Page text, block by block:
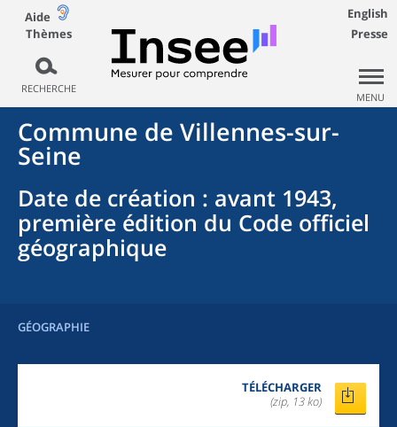
Aide
Thèmes
RECHERCHE
English
Presse
MENU
Commune de Villennes-sur-
Seine
Date de création : avant 1943,
première édition du Code officiel
géographique
GÉOGRAPHIE
TÉLÉCHARGER
(zip, 13 ko)